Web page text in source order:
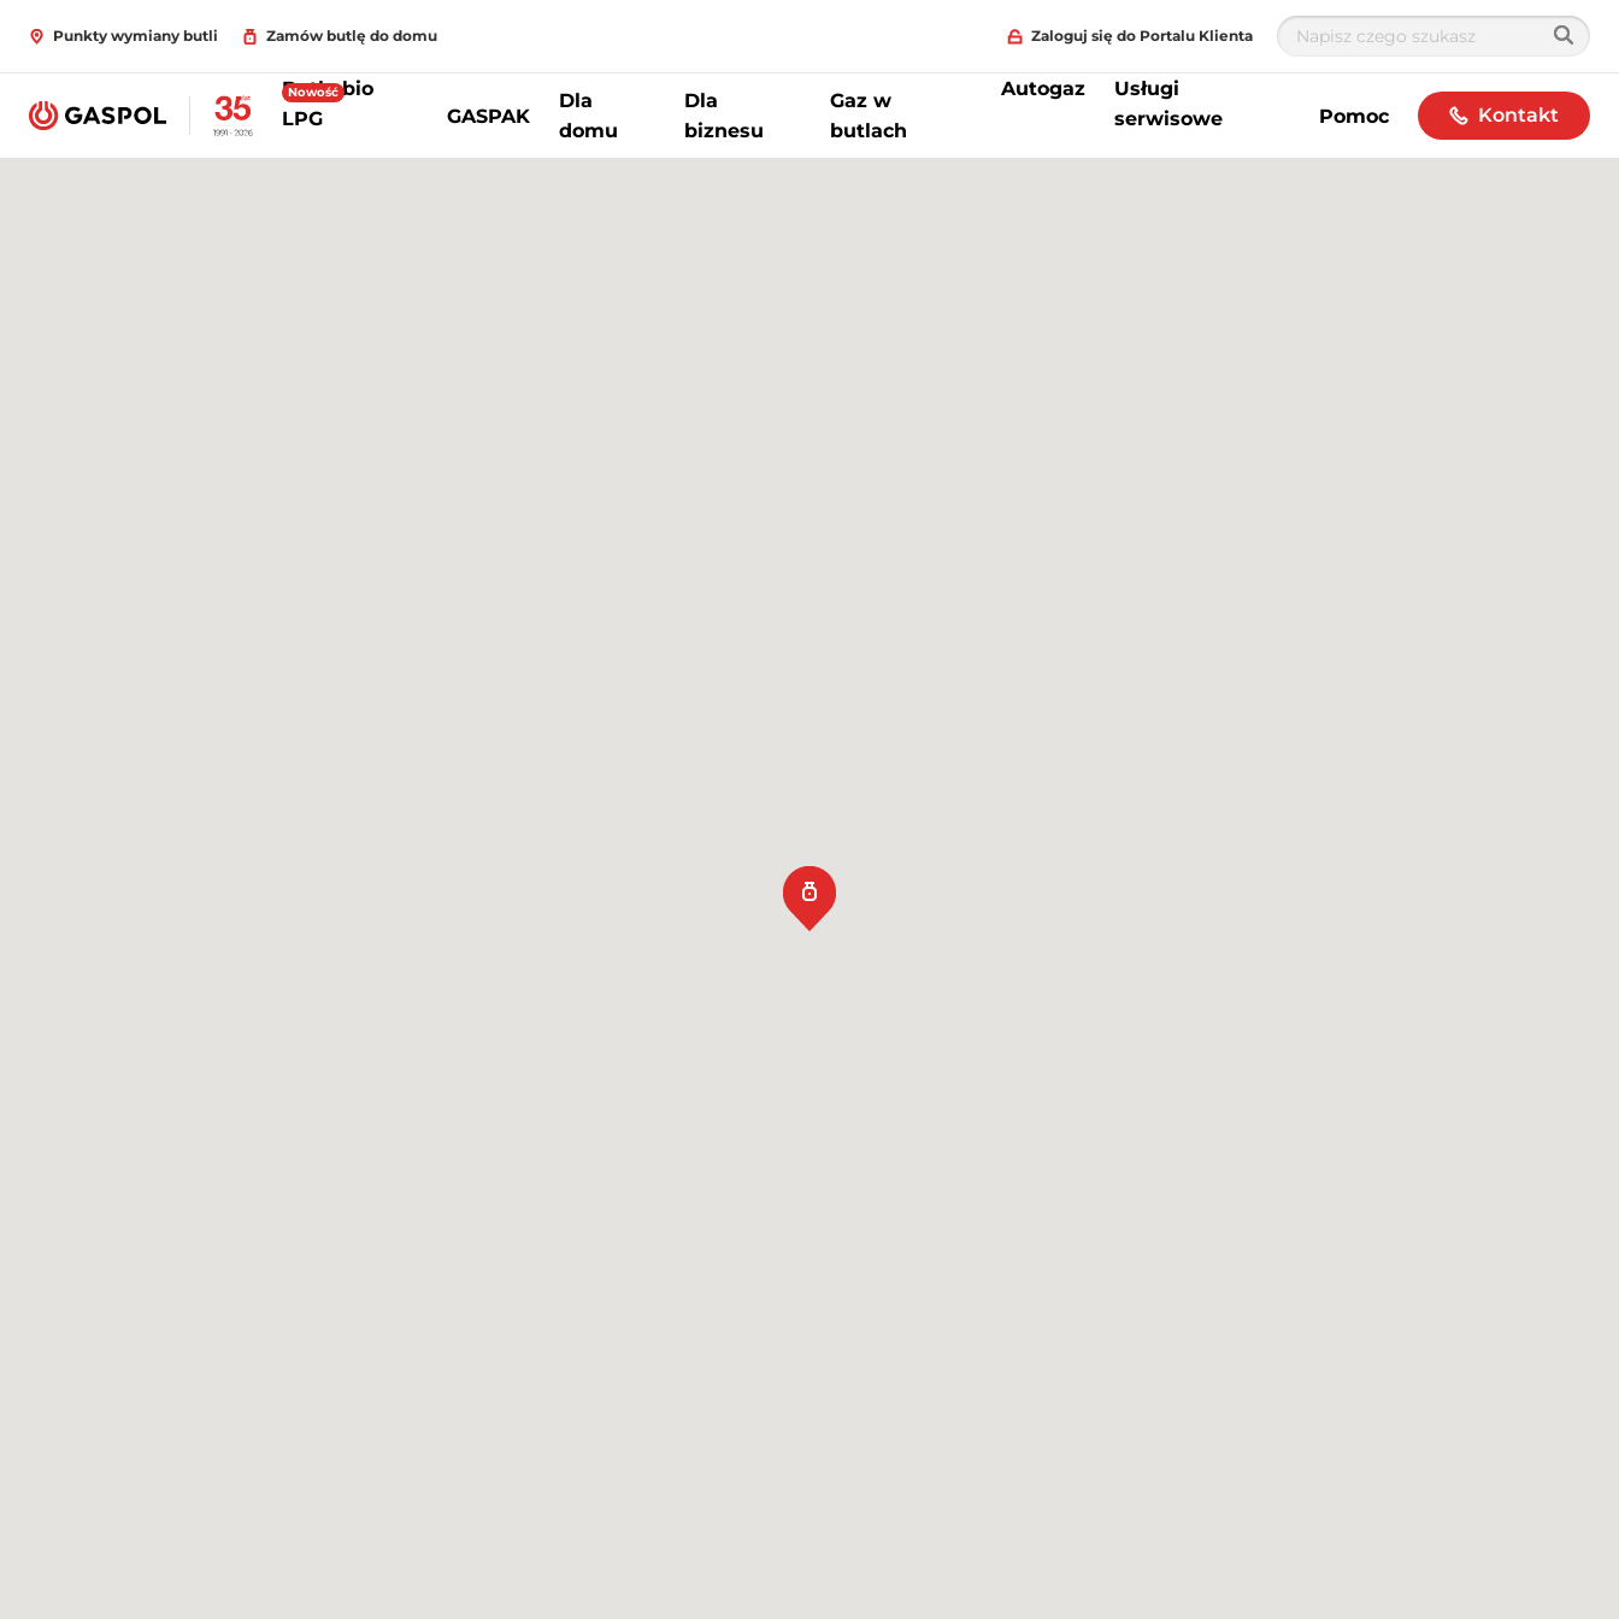
Punkty wymiany butli Zamów butlę do domu Zaloguj się do Portalu Klienta
Butle bio
LPG
Nowość
GASPAK
Dla
domu
Dla
biznesu
Gaz w
butlach
Autogaz
Usługi
serwisowe
Pomoc Kontakt